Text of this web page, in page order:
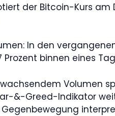
der Bitcoin-Kurs am
In den
binnen eines
Volumen
&-Greed-Indikator